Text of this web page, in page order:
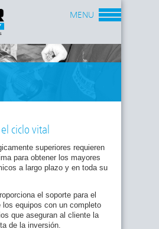
MENU
el ciclo vital
superiores requieren
para obtener los mayores
a largo plazo y en toda su
el soporte para el
los equipos con un completo
que aseguran al cliente la
de la inversión.